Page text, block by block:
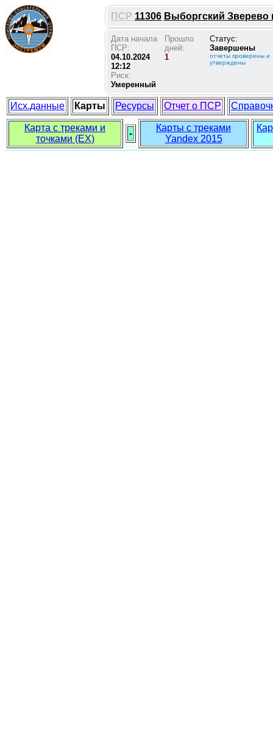
ПСР 11306 Выборгский Зверево
Дата начала
ПСР:
04.10.2024
12:12
Риск:
Умеренный
Прошло
дней:
1
Статус:
Завершены
отчеты проверены и
утверждены
Исх.данные Карты Ресурсы Отчет о ПСР
Карта с треками и
точками (EX)
-
Карты с треками
Yandex 2015